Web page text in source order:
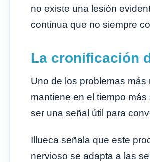
no existe una lesión
continua que no siempre
La cronificación
Uno de los problemas más
mantiene en el tiempo
ser una señal útil para
Illueca señala que este
nervioso se adapta a las